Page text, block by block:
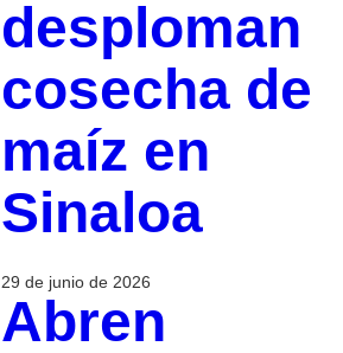
desploman
cosecha de
maíz en
Sinaloa
29 de junio de 2026
Abren